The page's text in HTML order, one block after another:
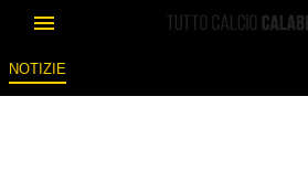
NOTIZIE